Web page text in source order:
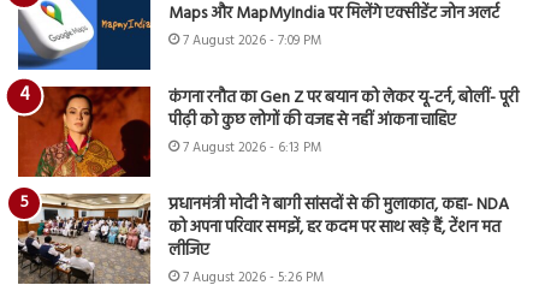
Maps और MapMyIndia पर मिलेंगे एक्सीडेंट जोन अलर्ट
7 August 2026 - 7:09 PM
कंगना रनौत का Gen Z पर बयान को लेकर यू-टर्न, बोलीं- पूरी
पीढ़ी को कुछ लोगों की वजह से नहीं आंकना चाहिए
7 August 2026 - 6:13 PM
प्रधानमंत्री मोदी ने बागी सांसदों से की मुलाकात, कहा- NDA
को अपना परिवार समझें, हर कदम पर साथ खड़े हैं, टेंशन मत
लीजिए
7 August 2026 - 5:26 PM